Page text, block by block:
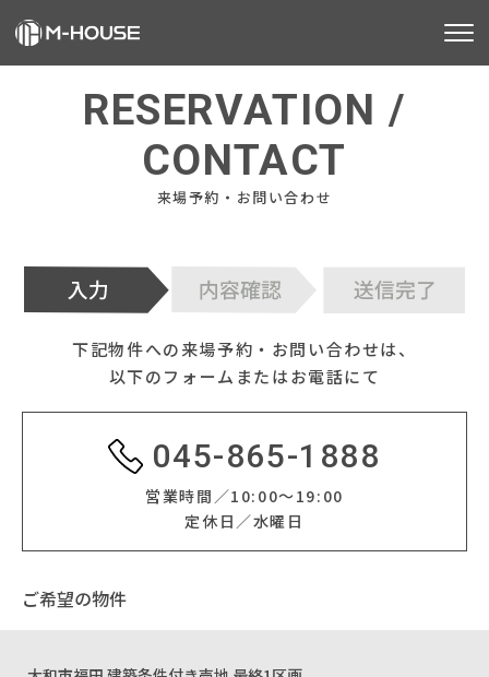
M-HOUSEとは
施工事例
お客様の声
会社情報
イベント情報
営業時間／10：00〜19：00 定休日／水曜日
RESERVATION /
CONTACT
来場予約・お問い合わせ
下記物件への来場予約・お問い合わせは、
以下のフォームまたはお電話にて
045-865-1888
営業時間
10:00〜19:00
定休日
水曜日
ご希望の物件